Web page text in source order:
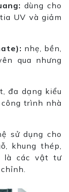
dùng cho
UV và giảm
nhẹ, bền,
qua nhưng
đa dạng kiểu
trình nhà
sử dụng cho
khung thép,
là các vật tư